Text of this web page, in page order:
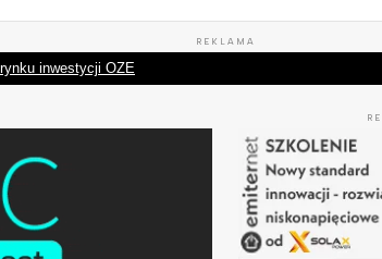
REKLAMA
inwestycji OZE